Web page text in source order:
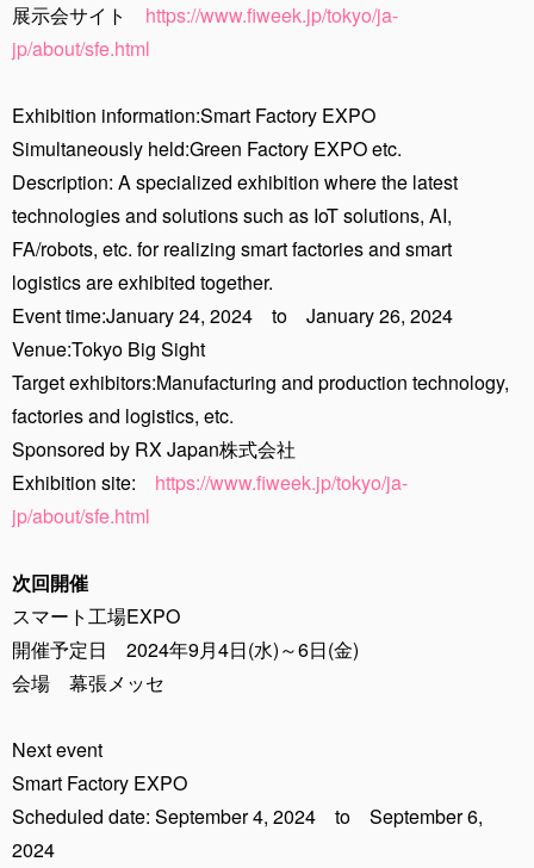
展示会サイト https://www.fiweek.jp/tokyo/ja-
jp/about/sfe.html
Exhibition information:Smart Factory EXPO
Simultaneously held:Green Factory EXPO etc.
Description: A specialized exhibition where the latest
technologies and solutions such as IoT solutions, AI,
FA/robots, etc. for realizing smart factories and smart
logistics are exhibited together.
Event time:January 24, 2024 to January 26, 2024
Venue:Tokyo Big Sight
Target exhibitors:Manufacturing and production technology,
factories and logistics, etc.
Sponsored by RX Japan株式会社
Exhibition site: https://www.fiweek.jp/tokyo/ja-
jp/about/sfe.html
次回開催
スマート工場EXPO
開催予定日 2024年9月4日(水)～6日(金)
会場 幕張メッセ
Next event
Smart Factory EXPO
Scheduled date: September 4, 2024 to September 6,
2024